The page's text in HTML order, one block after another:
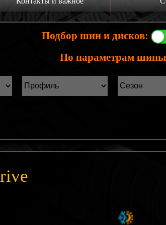
главную
Статьи Лист1
Статьи Лист2
Подбор шин и дисков:
По параметрам шины